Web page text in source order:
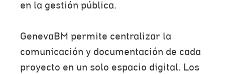
en la gestión pública.
GenevaBM permite centralizar la
comunicación y documentación de cada
proyecto en un solo espacio digital. Los